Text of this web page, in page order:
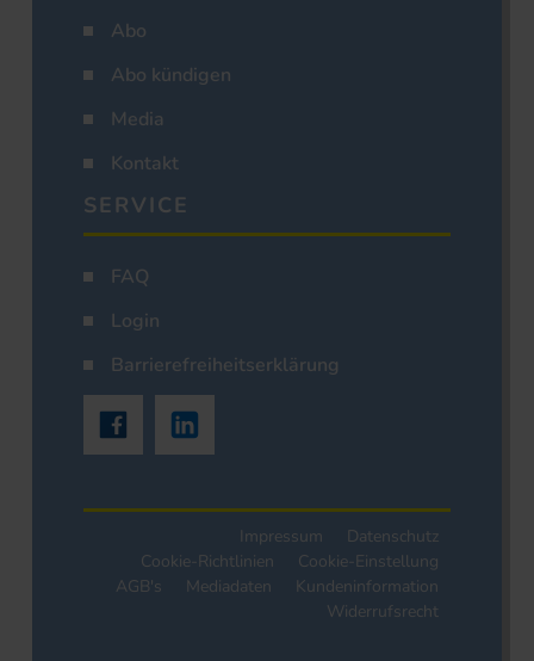
Abo
Abo kündigen
Media
Kontakt
SERVICE
FAQ
Login
Barrierefreiheitserklärung
Impressum
Datenschutz
Cookie-Richtlinien
Cookie-Einstellung
AGB's
Mediadaten
Kundeninformation
Widerrufsrecht